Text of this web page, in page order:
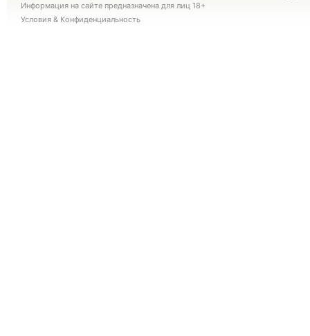
Информация на сайте предназначена для лиц 18+
Условия & Конфиденциальность